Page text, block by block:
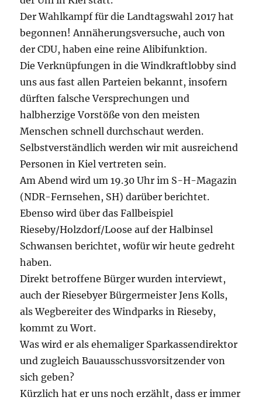
Der Wahlkampf für die Landtagswahl 2017 hat
begonnen! Annäherungsversuche, auch von
der CDU, haben eine reine Alibifunktion.
Die Verknüpfungen in die Windkraftlobby sind
uns aus fast allen Parteien bekannt, insofern
dürften falsche Versprechungen und
halbherzige Vorstöße von den meisten
Menschen schnell durchschaut werden.
Selbstverständlich werden wir mit ausreichend
Personen in Kiel vertreten sein.
Am Abend wird um 19.30 Uhr im S-H-Magazin
(NDR-Fernsehen, SH) darüber berichtet.
Ebenso wird über das Fallbeispiel
Rieseby/Holzdorf/Loose auf der Halbinsel
Schwansen berichtet, wofür wir heute gedreht
haben.
Direkt betroffene Bürger wurden interviewt,
auch der Riesebyer Bürgermeister Jens Kolls,
als Wegbereiter des Windparks in Rieseby,
kommt zu Wort.
Was wird er als ehemaliger Sparkassendirektor
und zugleich Bauausschussvorsitzender von
sich geben?
Kürzlich hat er uns noch erzählt, dass er immer